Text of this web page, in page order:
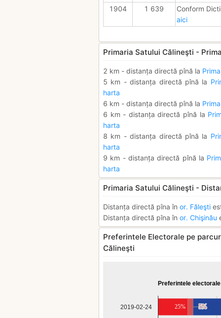
1904
1 639
Conform
aici
Primaria Satului Călineşti -
2 km - distanța directă pînă la
5 km - distanța directă pînă la
harta
6 km - distanța directă pînă la
6 km - distanța directă pînă la
harta
8 km - distanța directă pînă la
harta
9 km - distanța directă pînă la
harta
Primaria Satului Călineşti -
Distanța directă pîna în or. Făleşti
Distanța directă pîna în or. Chişinău
Preferintele Electorale pe
Călineşti
Preferintele
2019-02-24 25% 5%
5%